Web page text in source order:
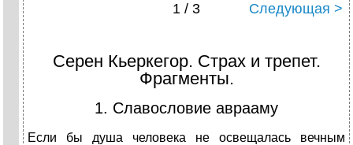
1 / 3 Следующая >
Серен Кьеркегор. Страх и трепет.
Фрагменты.
1. Славословие аврааму
Если бы душа человека не освещалась вечным